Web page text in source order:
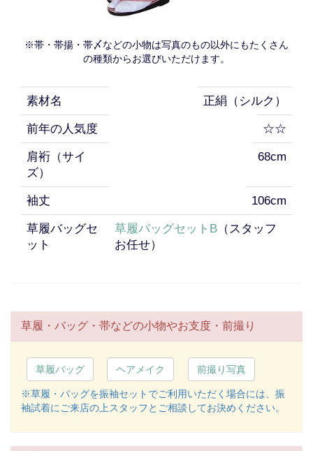
※帯・帯揚・帯〆などの小物は写真のもの以外にもたくさん
の種類からお選びいただけます。
素材名 正絹（シルク）
前年の人気度 ☆☆
肩裄（サイ
ズ）
68cm
袖丈 106cm
草履バッグセ
ット
草履バッグセットB （スタッフ
お任せ）
草履・バッグ・帯などの小物やお支度・前撮り
草履バッグ ヘアメイク 前撮り写真
※草履・バッグを振袖セットでご利用いただく場合には、振
袖試着にご来店の上スタッフとご相談してお決めください。